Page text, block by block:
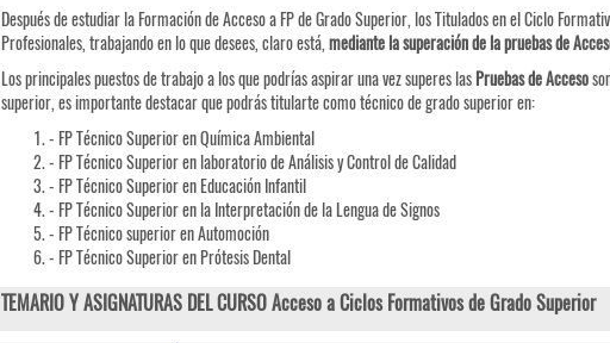
Después de estudiar la Formación de Acceso a FP de Grado Superior, los Titulados en el Ciclo
Profesionales, trabajando en lo que desees, claro está,mediante la superación de la pruebas de
Los principales puestos de trabajo a los que podrías aspirar una vez superes lasPruebas deAcceso
superior, es importante destacar que podrás titularte como técnico de grado superior en:
- FP Técnico Superior en Química Ambiental
- FP Técnico Superior en laboratorio de Análisis y Control de Calidad
- FP Técnico Superior en Educación Infantil
- FP Técnico Superior en la Interpretación de la Lengua de Signos
- FP Técnico superior en Automoción
- FP Técnico Superior en Prótesis Dental
TEMARIO Y ASIGNATURAS DEL CURSO Acceso a Ciclos Formativos de Grado Superior